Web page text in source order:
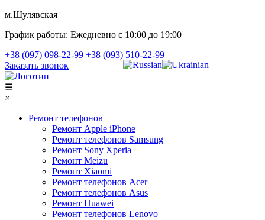
м.Шулявская
График работы: Ежедневно с 10:00 до 19:00
+38 (097) 098-22-99 +38 (093) 510-22-99
Заказать звонок
☰
×
Ремонт телефонов
Ремонт Apple iPhone
Ремонт телефонов Samsung
Ремонт Sony Xperia
Ремонт Meizu
Ремонт Xiaomi
Ремонт телефонов Acer
Ремонт телефонов Asus
Ремонт Huawei
Ремонт телефонов Lenovo